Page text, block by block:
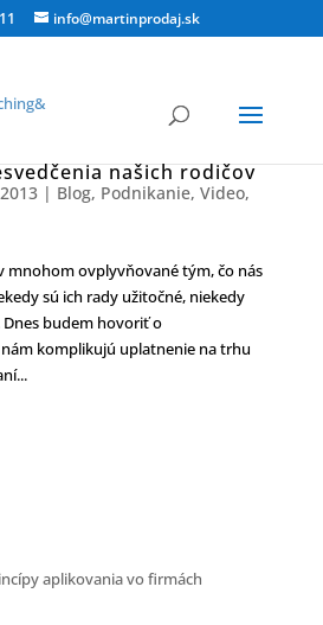
info@martinprodaj.sk
našich rodičov
| Blog, Podnikanie, Video,
mnohom ovplyvňované tým, čo nás
sú ich rady užitočné, niekedy
budem hovoriť o
komplikujú uplatnenie na trhu
aplikovania vo firmách